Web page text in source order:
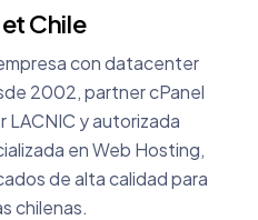
Chile
con datacenter
2002, partner cPanel
LACNIC y autorizada
en Web Hosting,
de alta calidad para
chilenas.